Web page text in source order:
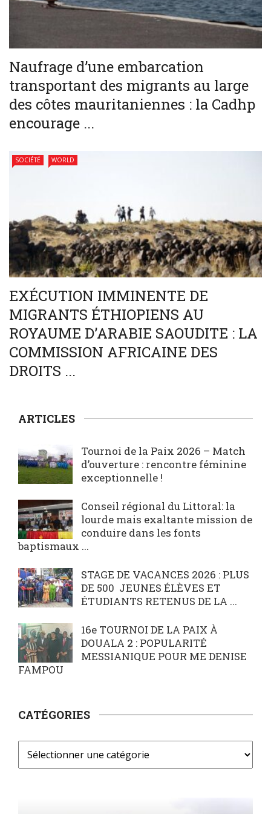
Naufrage d’une embarcation
transportant des migrants au large
des côtes mauritaniennes : la Cadhp
encourage ...
SOCIÉTÉ WORLD
EXÉCUTION IMMINENTE DE
MIGRANTS ÉTHIOPIENS AU
ROYAUME D’ARABIE SAOUDITE : LA
COMMISSION AFRICAINE DES
DROITS ...
ARTICLES
Tournoi de la Paix 2026 – Match
d’ouverture : rencontre féminine
exceptionnelle !
Conseil régional du Littoral: la
lourde mais exaltante mission de
conduire dans les fonts
baptismaux ...
STAGE DE VACANCES 2026 : PLUS
DE 500 JEUNES ÉLÈVES ET
ÉTUDIANTS RETENUS DE LA ...
16e TOURNOI DE LA PAIX À
DOUALA 2 : POPULARITÉ
MESSIANIQUE POUR ME DENISE
FAMPOU
CATÉGORIES